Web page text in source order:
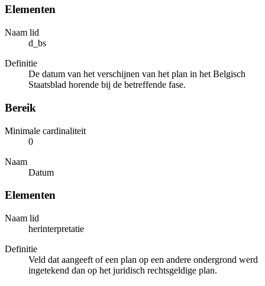
Elementen
Naam lid
d_bs
Definitie
De datum van het verschijnen van het plan in het Belgisch
Staatsblad horende bij de betreffende fase.
Bereik
Minimale cardinaliteit
0
Naam
Datum
Elementen
Naam lid
herinterpretatie
Definitie
Veld dat aangeeft of een plan op een andere ondergrond werd
ingetekend dan op het juridisch rechtsgeldige plan.